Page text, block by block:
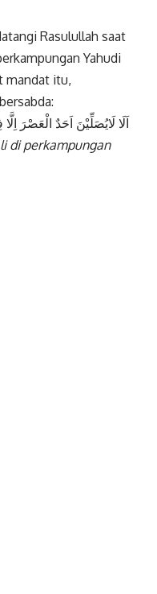
Rasulullah saat
Yahudi
mandat itu,
اَلَا لَايُصَلِّيْنَ اَحَدٌ الْعَصْرَ
di perkampungan